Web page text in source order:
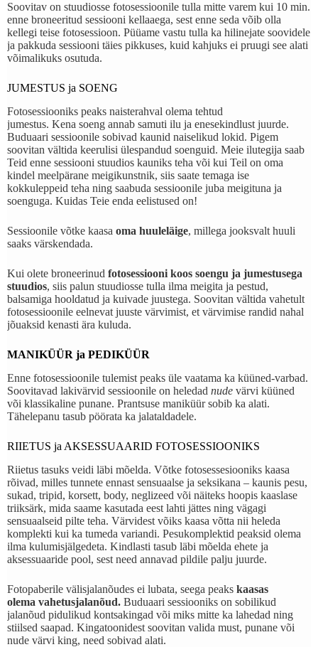
Soovitav on stuudiosse fotosessioonile tulla mitte varem kui 10 min.
enne broneeritud sessiooni kellaaega, sest enne seda võib olla
kellegi teise fotosessioon. Püüame vastu tulla ka hilinejate soovidele
ja pakkuda sessiooni täies pikkuses, kuid kahjuks ei pruugi see alati
võimalikuks osutuda.
JUMESTUS ja SOENG
Fotosessiooniks peaks naisterahval olema tehtud
jumestus. Kena soeng annab samuti ilu ja enesekindlust juurde.
Buduaari sessioonile sobivad kaunid naiselikud lokid. Pigem
soovitan vältida keerulisi ülespandud soenguid. Meie ilutegija saab
Teid enne sessiooni stuudios kauniks teha või kui Teil on oma
kindel meelpärane meigikunstnik, siis saate temaga ise
kokkuleppeid teha ning saabuda sessioonile juba meigituna ja
soenguga. Kuidas Teie enda eelistused on!
Sessioonile võtke kaasa oma huuleläige, millega jooksvalt huuli
saaks värskendada.
Kui olete broneerinud fotosessiooni koos soengu ja jumestusega
stuudios, siis palun stuudiosse tulla ilma meigita ja pestud,
balsamiga hooldatud ja kuivade juustega. Soovitan vältida vahetult
fotosessioonile eelnevat juuste värvimist, et värvimise randid nahal
jõuaksid kenasti ära kuluda.
MANIKÜÜR ja PEDIKÜÜR
Enne fotosessioonile tulemist peaks üle vaatama ka küüned-varbad.
Soovitavad lakivärvid sessioonile on heledad nude värvi küüned
või klassikaline punane. Prantsuse maniküür sobib ka alati.
Tähelepanu tasub pöörata ka jalataldadele.
RIIETUS ja AKSESSUAARID FOTOSESSIOONIKS
Riietus tasuks veidi läbi mõelda. Võtke fotosessesiooniks kaasa
rõivad, milles tunnete ennast sensuaalse ja seksikana – kaunis pesu,
sukad, tripid, korsett, body, neglizeed või näiteks hoopis kaaslase
triiksärk, mida saame kasutada eest lahti jättes ning vägagi
sensuaalseid pilte teha. Värvidest võiks kaasa võtta nii heleda
komplekti kui ka tumeda variandi. Pesukomplektid peaksid olema
ilma kulumisjälgedeta. Kindlasti tasub läbi mõelda ehete ja
aksessuaaride pool, sest need annavad pildile palju juurde.
Fotopaberile välisjalanõudes ei lubata, seega peaks kaasas
olema vahetusjalanõud. Buduaari sessiooniks on sobilikud
jalanõud pidulikud kontsakingad või miks mitte ka lahedad ning
stiilsed saapad. Kingatoonidest soovitan valida must, punane või
nude värvi king, need sobivad alati.